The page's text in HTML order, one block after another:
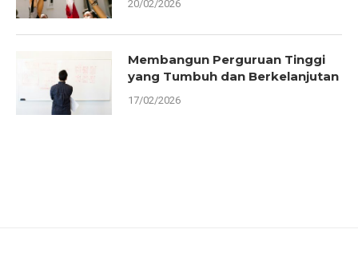
20/02/2026
Membangun Perguruan Tinggi
yang Tumbuh dan Berkelanjutan
17/02/2026